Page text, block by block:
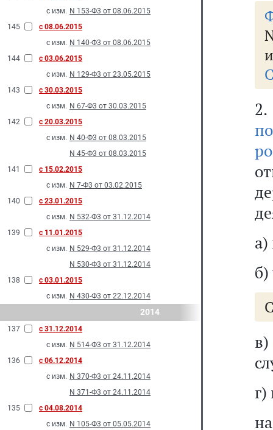
с изм. N 153-Ф3 от 08.06.2015
145
с 08.06.2015
с изм. N 140-Ф3 от 08.06.2015
144
с 03.06.2015
с изм. N 129-Ф3 от 23.05.2015
143
с 30.03.2015
с изм. N 67-Ф3 от 30.03.2015
142
с 20.03.2015
с изм. N 40-Ф3 от 08.03.2015
N 45-Ф3 от 08.03.2015
141
с 15.02.2015
с изм. N 7-Ф3 от 03.02.2015
140
с 23.01.2015
с изм. N 532-Ф3 от 31.12.2014
139
с 11.01.2015
с изм. N 529-Ф3 от 31.12.2014
N 530-Ф3 от 31.12.2014
138
с 03.01.2015
с изм. N 430-Ф3 от 22.12.2014
2014
137
с 31.12.2014
с изм. N 514-Ф3 от 31.12.2014
136
с 06.12.2014
с изм. N 370-Ф3 от 24.11.2014
N 371-Ф3 от 24.11.2014
135
с 04.08.2014
с изм. N 105-Ф3 от 05.05.2014
б)